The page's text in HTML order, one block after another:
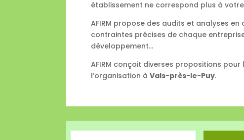
établissement ne correspond plus à
AFIRM propose des audits et analyses
contraintes précises de chaque
développement…
AFIRM conçoit diverses propositions
l’organisation àVals-près-le-Puy.